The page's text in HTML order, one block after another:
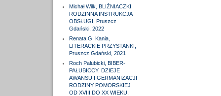
Michał Wilk, BLIŹNIACZKI.
RODZINNA INSTRUKCJA
OBSŁUGI, Pruszcz
Gdański, 2022
Renata G. Kania,
LITERACKIE PRZYSTANKI,
Pruszcz Gdański, 2021
Roch Pałubicki, BIBER-
PAŁUBICCY. DZIEJE
AWANSU I GERMANIZACJI
RODZINY POMORSKIEJ
OD XVIII DO XX WIEKU,